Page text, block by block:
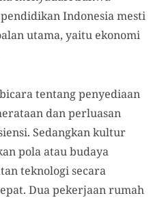
Indonesia mesti
utama, yaitu ekonomi
tentang penyediaan
dan perluasan
Sedangkan kultur
pola atau budaya
teknologi secara
Dua pekerjaan rumah